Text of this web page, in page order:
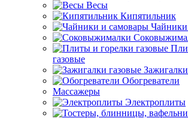
Весы
Кипятильник
газовые
Обогреватели
Массажеры
Электроплиты